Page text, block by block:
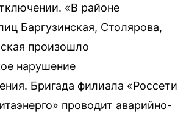
«В районе
Баргузинская, Столярова,
произошло
нарушение
Бригада филиала «Россети
проводит аварийно-